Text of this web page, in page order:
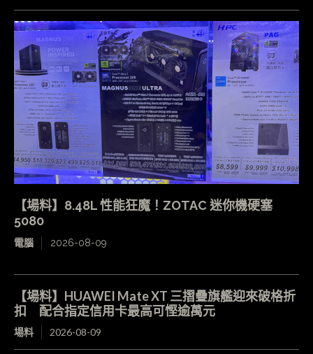
【場料】8.48L 性能狂魔！ZOTAC 迷你機硬塞
5080
電腦 2026-08-09
【場料】HUAWEI Mate XT 三摺疊旗艦迎來破格折
扣 配合指定信用卡最高可慳逾萬元
場料 2026-08-09